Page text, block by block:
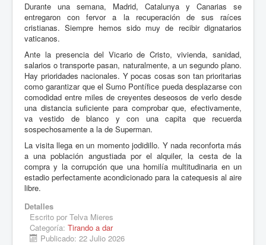
Durante una semana, Madrid, Catalunya y Canarias se
entregaron con fervor a la recuperación de sus raíces
cristianas. Siempre hemos sido muy de recibir dignatarios
vaticanos.
Ante la presencia del Vicario de Cristo, vivienda, sanidad,
salarios o transporte pasan, naturalmente, a un segundo plano.
Hay prioridades nacionales. Y pocas cosas son tan prioritarias
como garantizar que el Sumo Pontífice pueda desplazarse con
comodidad entre miles de creyentes deseosos de verlo desde
una distancia suficiente para comprobar que, efectivamente,
va vestido de blanco y con una capita que recuerda
sospechosamente a la de Superman.
La visita llega en un momento jodidillo. Y nada reconforta más
a una población angustiada por el alquiler, la cesta de la
compra y la corrupción que una homilía multitudinaria en un
estadio perfectamente acondicionado para la catequesis al aire
libre.
Detalles
Escrito por Telva Mieres
Categoría: Tirando a dar
Publicado: 22 Julio 2026